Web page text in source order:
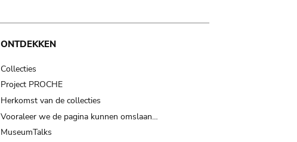
ONTDEKKEN
Collecties
Project PROCHE
Herkomst van de collecties
Vooraleer we de pagina kunnen omslaan…
MuseumTalks